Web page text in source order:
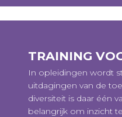
TRAINING
In opleidingen wordt
uitdagingen van de
diversiteit is daar één
belangrijk om inzicht